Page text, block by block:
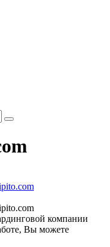
компании
Вы можете